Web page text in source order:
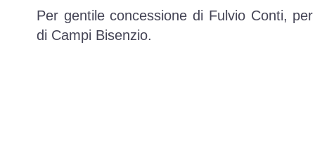
Per gentile concessione di Fulvio Conti,
di Campi Bisenzio.